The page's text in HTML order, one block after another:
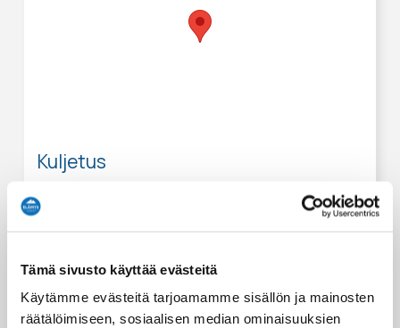
Tämä sivusto käyttää evästeitä
Käytämme evästeitä tarjoamamme sisällön ja mainosten
räätälöimiseen, sosiaalisen median ominaisuuksien
Kuljetus
seuraaviin paikkoihin:
Hotelli Milton
Hotelli Verso